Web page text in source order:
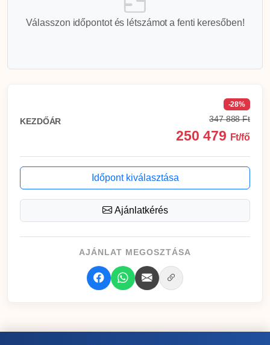
Válasszon időpontot és létszámot a fenti keresőben!
KEZDŐÁR
-28%
347 888 Ft
250 479 Ft/fő
Időpont kiválasztása
Ajánlatkérés
AJÁNLAT MEGOSZTÁSA